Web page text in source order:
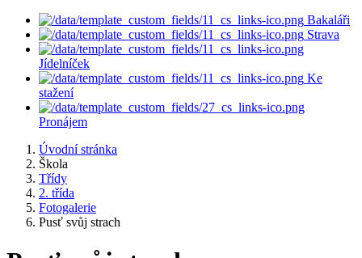
Bakaláři
Strava
Jídelníček
Ke
stažení
Pronájem
Úvodní stránka
Škola
Třídy
2. třída
Fotogalerie
Pusť svůj strach